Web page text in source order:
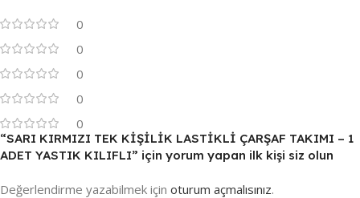
0
0
0
0
0
“SARI KIRMIZI TEK KİŞİLİK LASTİKLİ ÇARŞAF TAKIMI – 1
ADET YASTIK KILIFLI” için yorum yapan ilk kişi siz olun
Değerlendirme yazabilmek için oturum açmalısınız.